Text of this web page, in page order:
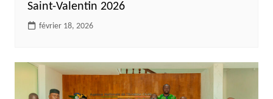
Saint-Valentin 2026
février 18, 2026